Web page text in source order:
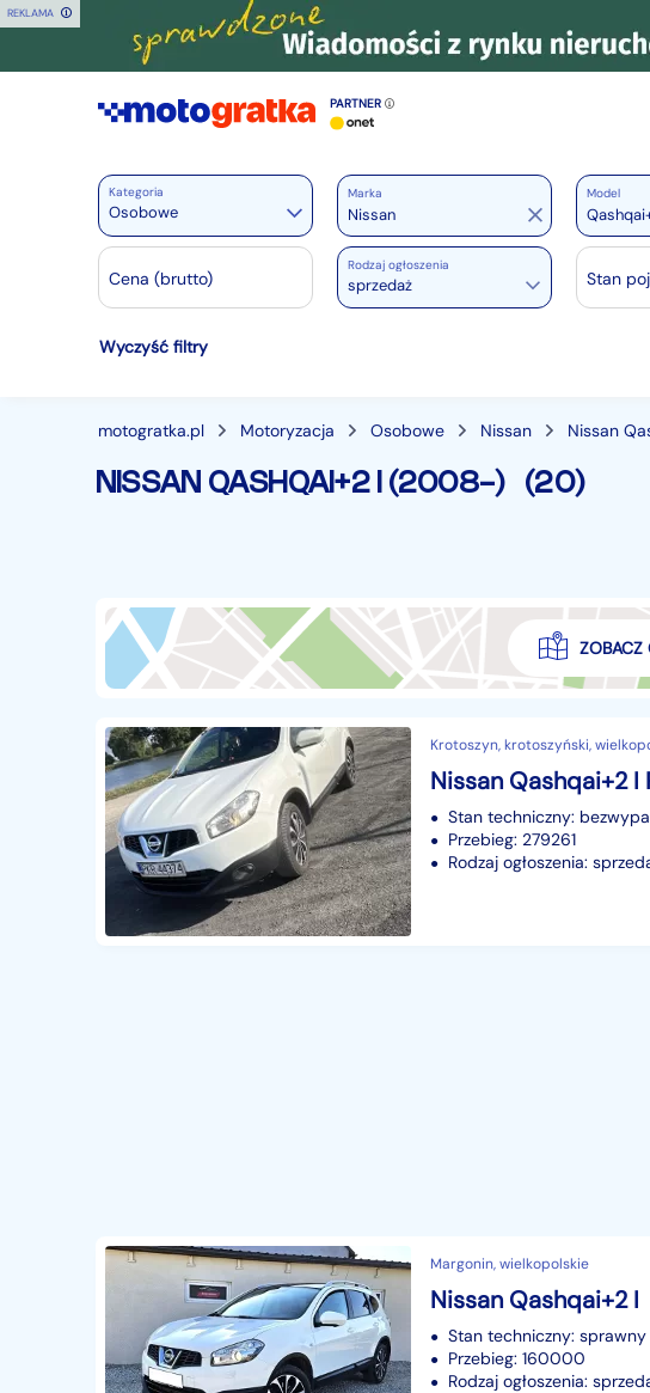
REKLAMA
PARTNER
Kategoria
Osobowe
Motoryzacja
Osobowe
Dostawcze 3544
Autobusy
Części samochodowe 14656
Części motocyklowe 1
Pojazdy specjalistyczne
Pozostałe 1065
Marka Model
Cena (brutto)
Rodzaj ogłoszenia
sprzedaż Stan
Wyczyść filtry
motogratka.pl Motoryzacja Osobowe Nissan Nissan
NISSAN QASHQAI+2 I (2008-) (20)
ZOBACZ
Krotoszyn, krotoszyński,
Nissan Qashqai+2
Stan techniczny:
Przebieg: 279261
Rodzaj ogłoszenia:
Margonin, wielkopolskie
Nissan Qashqai+2 I
Stan techniczny: sprawny
Przebieg: 160000
Rodzaj ogłoszenia: